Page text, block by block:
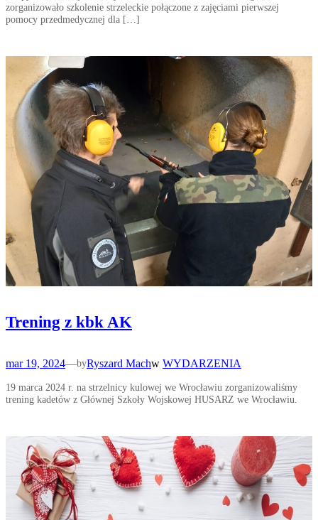
zorganizowało szkolenie strzeleckie połączone z zajęciami pierwszej
pomocy przedmedycznej dla […]
Trening z kbk AK
mar 19, 2024—byRyszard Machw WYDARZENIA
19 marca 2024 r. na strzelnicy kulowej we Wrocławiu zorganizowaliśmy
trening kadetów z Głównej Szkoły Wojskowej HUSARZ we Wrocławiu.